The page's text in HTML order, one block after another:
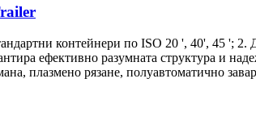
контейнери по ISO 20 ', 40', 45 '; 2.
ефективно разумната структура и
плазмено рязане, полуавтоматично